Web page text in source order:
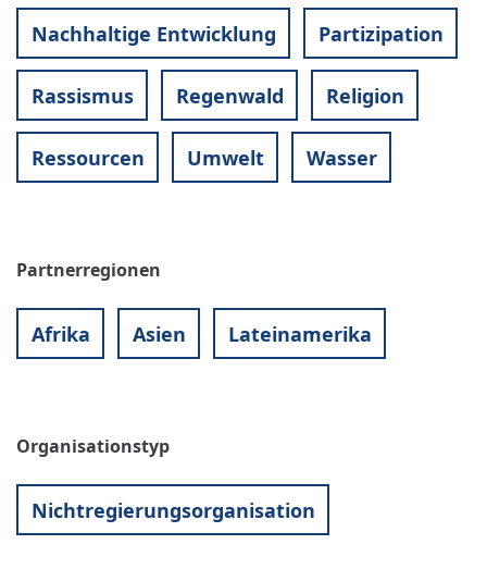
Nachhaltige Entwicklung Partizipation
Rassismus Regenwald Religion
Ressourcen Umwelt Wasser
Partnerregionen
Afrika Asien Lateinamerika
Organisationstyp
Nichtregierungsorganisation